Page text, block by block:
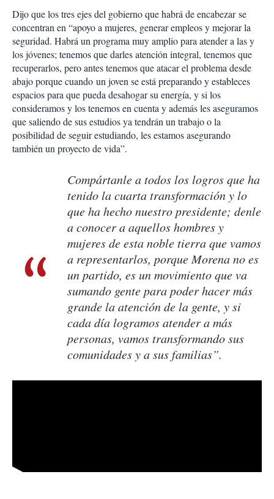
Dijo que los tres ejes del gobierno que habrá de encabezar se
concentran en “apoyo a mujeres, generar empleos y mejorar la
seguridad. Habrá un programa muy amplio para atender a las y
los jóvenes; tenemos que darles atención integral, tenemos que
recuperarlos, pero antes tenemos que atacar el problema desde
abajo porque cuando un joven se está preparando y estableces
espacios para que pueda desahogar su energía, y si los
consideramos y los tenemos en cuenta y además les aseguramos
que saliendo de sus estudios ya tendrán un trabajo o la
posibilidad de seguir estudiando, les estamos asegurando
también un proyecto de vida”.
Compártanle a todos los logros que ha
tenido la cuarta transformación y lo
que ha hecho nuestro presidente; denle
a conocer a aquellos hombres y
mujeres de esta noble tierra que vamos
a representarlos, porque Morena no es
un partido, es un movimiento que va
sumando gente para poder hacer más
grande la atención de la gente, y si
cada día logramos atender a más
personas, vamos transformando sus
comunidades y a sus familias”.